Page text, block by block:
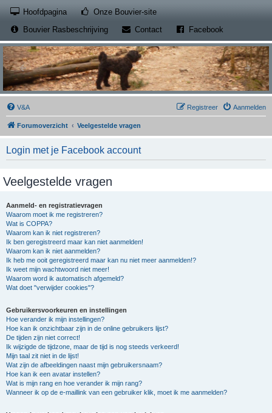
Hoofdpagina Onze Bouvier-site(Opens a new tab)
Bouvier Rasbeschrijving
Contact(Opens a new tab)
Facebook
V&A Aanmelden
Registreer
Forumoverzicht Veelgestelde vragen
Login met je Facebook account
Veelgestelde vragen
Aanmeld- en registratievragen
Waarom moet ik me registreren?
Wat is COPPA?
Waarom kan ik niet registreren?
Ik ben geregistreerd maar kan niet aanmelden!
Waarom kan ik niet aanmelden?
Ik heb me ooit geregistreerd maar kan nu niet meer aanmelden!?
Ik weet mijn wachtwoord niet meer!
Waarom word ik automatisch afgemeld?
Wat doet "verwijder cookies"?
Gebruikersvoorkeuren en instellingen
Hoe verander ik mijn instellingen?
Hoe kan ik onzichtbaar zijn in de online gebruikers lijst?
De tijden zijn niet correct!
Ik wijzigde de tijdzone, maar de tijd is nog steeds verkeerd!
Mijn taal zit niet in de lijst!
Wat zijn de afbeeldingen naast mijn gebruikersnaam?
Hoe kan ik een avatar instellen?
Wat is mijn rang en hoe verander ik mijn rang?
Wanneer ik op de e-maillink van een gebruiker klik, moet ik me aanmelden?